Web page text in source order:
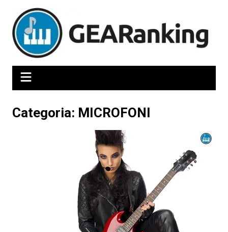
contenuto
Categoria: MICROFONI